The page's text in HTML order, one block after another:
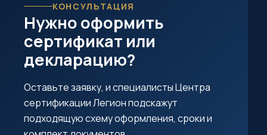
КОНСУЛЬТАЦИЯ
Нужно оформить
сертификат или
декларацию?
Оставьте заявку, и специалисты Центра
сертификации Легион подскажут
подходящую схему оформления, сроки и